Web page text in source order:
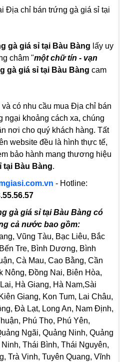
Địa chỉ bán trứng gà giá sỉ tại
gà giá sỉ tại Bàu Bàng lấy uy
châm "một chữ tín - vạn
gà giá sỉ tại Bàu Bàng cam
và có nhu cầu mua Địa chỉ bán
ngại khoảng cách xa, chúng
nơi cho quý khách hàng. Tất
website đều là hình thực tế,
bảo hành mang thương hiệu
tại Bàu Bàng.
- Hotline:
gà giá sỉ tại Bàu Bàng có
cả nước bao gồm:
Vũng Tàu, Bạc Liêu, Bắc
Tre, Bình Dương, Bình
Cà Mau, Cao Bằng, Cần
Đồng Nai, Biên Hòa,
Hà Giang, Hà Nam,Sài
Giang, Kon Tum, Lai Châu,
Đà Lạt, Long An, Nam Định,
Phú Thọ, Phú Yên,
Ngãi, Quảng Ninh, Quảng
Thái Bình, Thái Nguyên,
Trà Vinh, Tuyên Quang, Vĩnh